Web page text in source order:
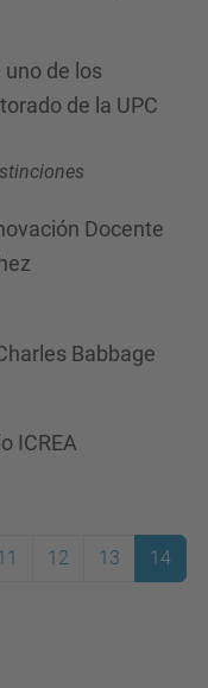
de los
de la UPC
Docente
Babbage
ICREA
12 13 14